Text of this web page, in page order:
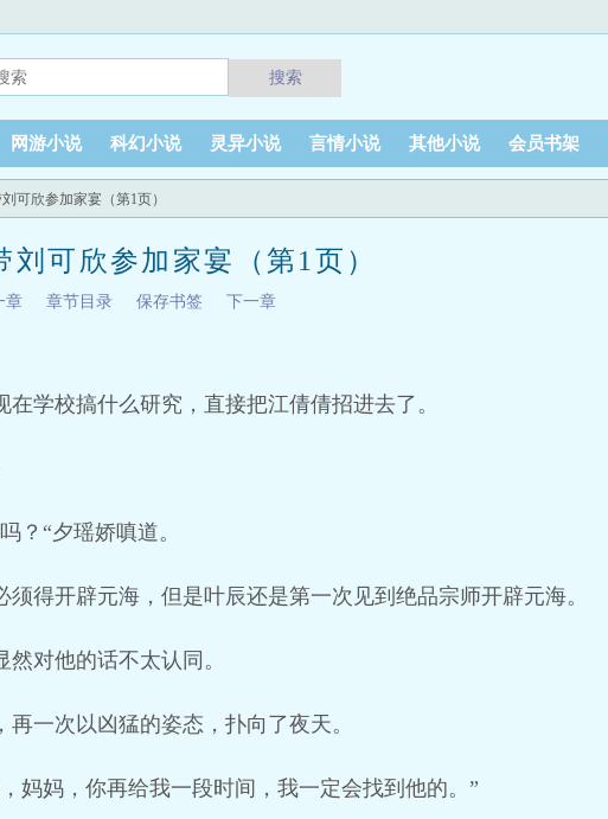
搜索
网游小说 科幻小说 灵异小说 言情小说 其他小说 会员书架
可欣参加家宴（第1页）
刘可欣参加家宴（第1页）
章 章节目录 保存书签 下一章
学校搞什么研究，直接把江倩倩招进去了。
？“夕瑶娇嗔道。
得开辟元海，但是叶辰还是第一次见到绝品宗师开辟元海。
对他的话不太认同。
一次以凶猛的姿态，扑向了夜天。
妈妈，你再给我一段时间，我一定会找到他的。”